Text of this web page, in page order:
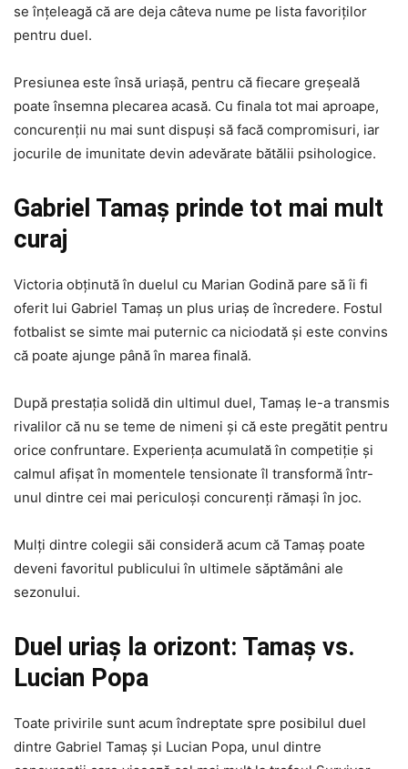
se înțeleagă că are deja câteva nume pe lista favoriților
pentru duel.
Presiunea este însă uriașă, pentru că fiecare greșeală
poate însemna plecarea acasă. Cu finala tot mai aproape,
concurenții nu mai sunt dispuși să facă compromisuri, iar
jocurile de imunitate devin adevărate bătălii psihologice.
Gabriel Tamaș prinde tot mai mult
curaj
Victoria obținută în duelul cu Marian Godină pare să îi fi
oferit lui Gabriel Tamaș un plus uriaș de încredere. Fostul
fotbalist se simte mai puternic ca niciodată și este convins
că poate ajunge până în marea finală.
După prestația solidă din ultimul duel, Tamaș le-a transmis
rivalilor că nu se teme de nimeni și că este pregătit pentru
orice confruntare. Experiența acumulată în competiție și
calmul afișat în momentele tensionate îl transformă într-
unul dintre cei mai periculoși concurenți rămași în joc.
Mulți dintre colegii săi consideră acum că Tamaș poate
deveni favoritul publicului în ultimele săptămâni ale
sezonului.
Duel uriaș la orizont: Tamaș vs.
Lucian Popa
Toate privirile sunt acum îndreptate spre posibilul duel
dintre Gabriel Tamaș și Lucian Popa, unul dintre